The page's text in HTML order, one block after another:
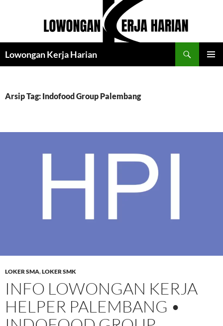
Lowongan Kerja Harian
Arsip Tag: Indofood Group Palembang
LOKER SMA,LOKER SMK
INFO LOWONGAN KERJA
HELPER PALEMBANG •